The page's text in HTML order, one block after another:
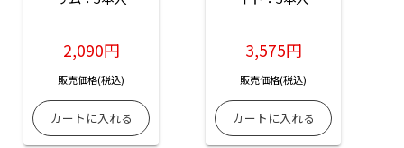
2,090円
販売価格(税込)
3,575円
販売価格(税込)